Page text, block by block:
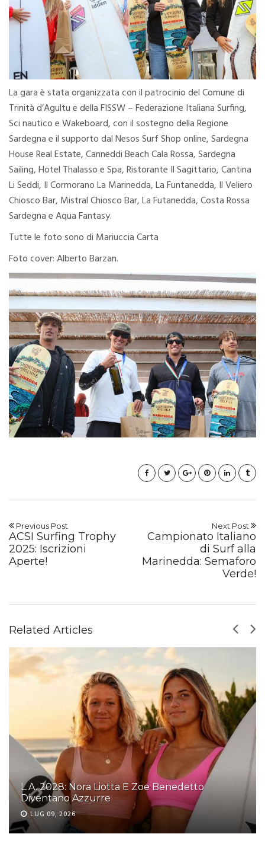
La gara è stata organizzata con il patrocinio del Comune di
Trinità d’Agultu e della FISSW – Federazione Italiana Surfing,
Sci nautico e Wakeboard, con il sostegno della Regione
Sardegna e il supporto dal Nesos Surf Shop online, Sardegna
House Real Estate, Canneddi Beach Cala Rossa, Sardegna
Sailing, Hotel Thalasso e Spa, Ristorante Il Sagittario, Cantina
Li Seddi, Il Cormorano La Marinedda, La Funtanedda, Il Veliero
Chiosco Bar, Mistral Chiosco Bar, La Futanedda, Costa Rossa
Sardegna e Aqua Fantasy.
Tutte le foto sono di Mariuccia Carta
Foto cover: Alberto Barzan.
Previous Post
ACSI Surfing Trophy
2025: Iscrizioni
Aperte!
Next Post
Campionato Italiano
di Surf alla
Marinedda: Semaforo
Verde!
Related Articles
L.A. 2028: Nora Liotta E Zoe Benedetto
Diventano Azzurre
LUG 09, 2026